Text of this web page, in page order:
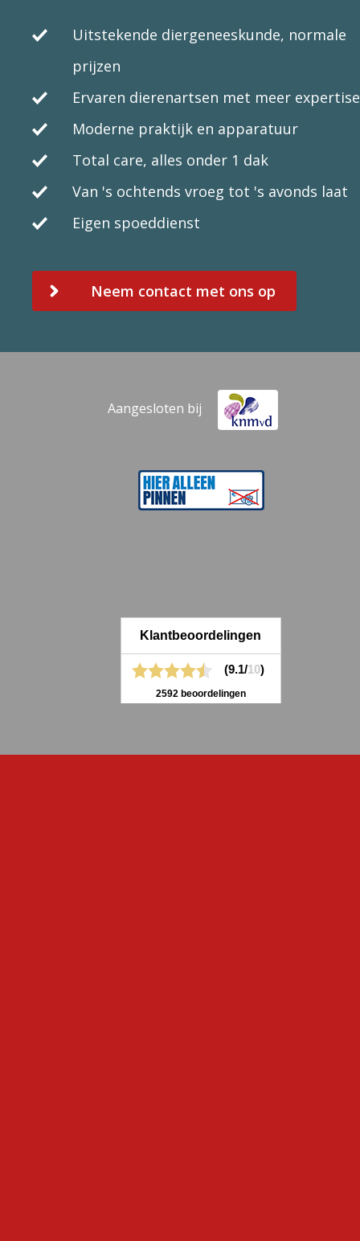
Uitstekende diergeneeskunde, normale
prijzen
Ervaren dierenartsen met meer expertise
Moderne praktijk en apparatuur
Total care, alles onder 1 dak
Van 's ochtends vroeg tot 's avonds laat
Eigen spoeddienst
Neem contact met ons op
Aangesloten bij